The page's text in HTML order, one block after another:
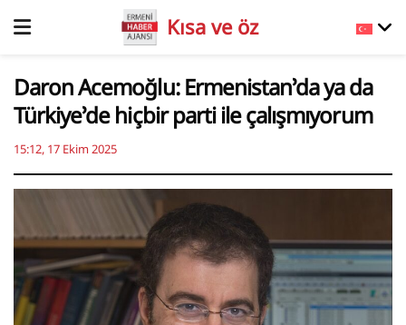
Kısa ve öz
Daron Acemoğlu: Ermenistan’da ya da
Türkiye’de hiçbir parti ile çalışmıyorum
15:12, 17 Ekim 2025